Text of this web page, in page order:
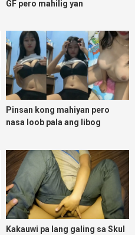
GF pero mahilig yan
Pinsan kong mahiyan pero
nasa loob pala ang libog
Kakauwi pa lang galing sa Skul